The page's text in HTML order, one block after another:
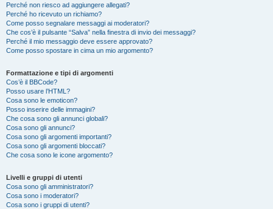
Perché non riesco ad aggiungere allegati?
Perché ho ricevuto un richiamo?
Come posso segnalare messaggi ai moderatori?
Che cos’è il pulsante “Salva” nella finestra di invio dei messaggi?
Perché il mio messaggio deve essere approvato?
Come posso spostare in cima un mio argomento?
Formattazione e tipi di argomenti
Cos’è il BBCode?
Posso usare l’HTML?
Cosa sono le emoticon?
Posso inserire delle immagini?
Che cosa sono gli annunci globali?
Cosa sono gli annunci?
Cosa sono gli argomenti importanti?
Cosa sono gli argomenti bloccati?
Che cosa sono le icone argomento?
Livelli e gruppi di utenti
Cosa sono gli amministratori?
Cosa sono i moderatori?
Cosa sono i gruppi di utenti?